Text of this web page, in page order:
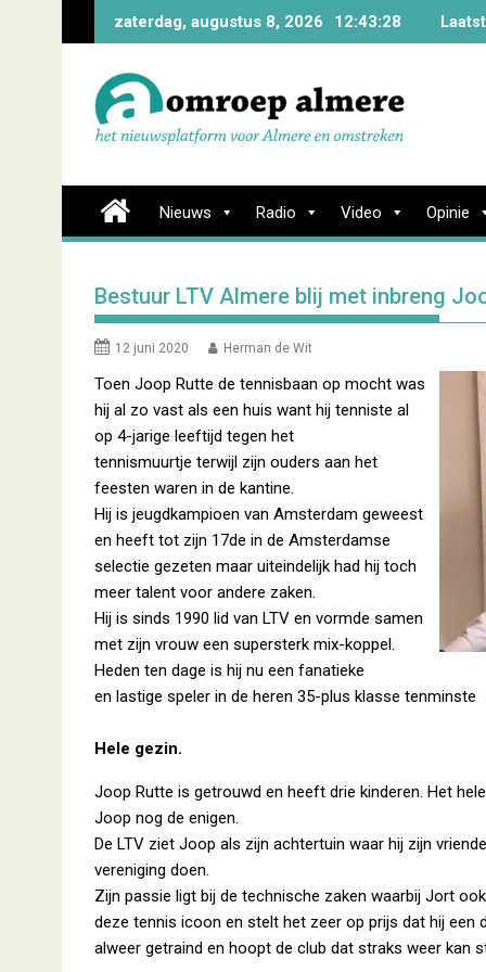
zaterdag, augustus 8, 2026 12:43:29
Nieuws Radio Video Opinie
Bestuur LTV Almere blij met inbreng
12 juni 2020 Herman de Wit
Toen Joop Rutte de tennisbaan op mocht was
hij al zo vast als een huis want hij tenniste al
op 4-jarige leeftijd tegen het
tennismuurtje terwijl zijn ouders aan het
feesten waren in de kantine.
Hij is jeugdkampioen van Amsterdam geweest
en heeft tot zijn 17de in de Amsterdamse
selectie gezeten maar uiteindelijk had hij toch
meer talent voor andere zaken.
Hij is sinds 1990 lid van LTV en vormde samen
met zijn vrouw een supersterk mix-koppel.
Heden ten dage is hij nu een fanatieke
en lastige speler in de heren 35-plus klasse tenminste
Hele gezin.
Joop Rutte is getrouwd en heeft drie kinderen. Het
Joop nog de enigen.
De LTV ziet Joop als zijn achtertuin waar hij zijn
vereniging doen.
Zijn passie ligt bij de technische zaken waarbij Jort
deze tennis icoon en stelt het zeer op prijs dat hij een
alweer getraind en hoopt de club dat straks weer kan